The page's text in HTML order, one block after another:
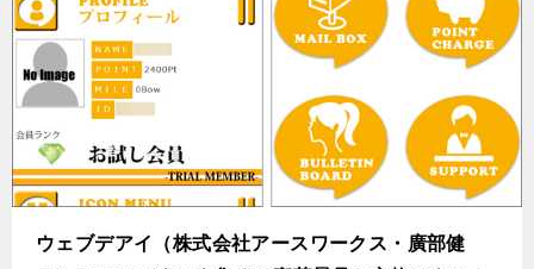
ウェブデアイ（株式会社アースワークス・廣部健